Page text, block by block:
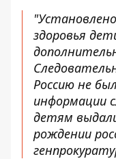
здоровья
Россию не
информации
детям
рождении